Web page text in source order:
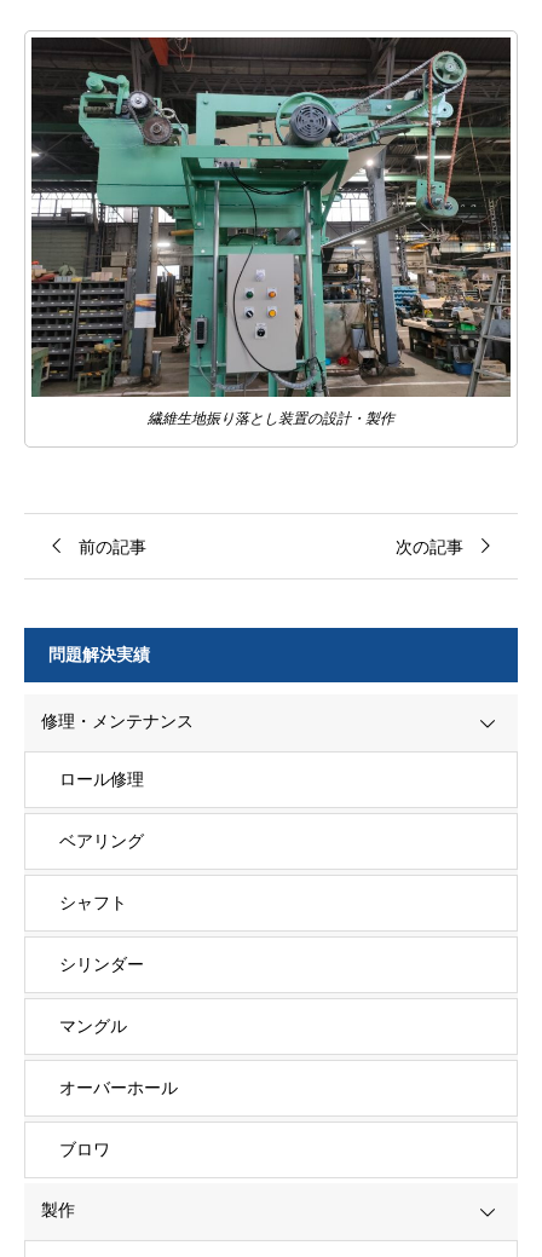
繊維生地振り落とし装置の設計・製作
前の記事 次の記事
問題解決実績
修理・メンテナンス
ロール修理
ベアリング
シャフト
シリンダー
マングル
オーバーホール
ブロワ
製作